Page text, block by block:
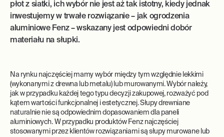
płot z siatki, ich wybór nie jest aż tak istotny, kiedy jednak
inwestujemy w trwałe rozwiązanie – jak ogrodzenia
aluminiowe Fenz – wskazany jest odpowiedni dobór
materiału na słupki.
Na rynku najczęściej mamy wybór między tym względnie lekkimi
(wykonanymi z drewna lub metalu) lub murowanymi. Wybór należy,
jak w przypadku każdej tego typu decyzji zakupowej, rozważyć pod
kątem wartości funkcjonalnej i estetycznej. Słupy drewniane
naturalnie nie są odpowiednim dopasowaniem dla paneli
aluminiowych. W przypadku produktów Fenz najczęściej
stosowanymi przez klientów rozwiązaniami są słupy murowane lub